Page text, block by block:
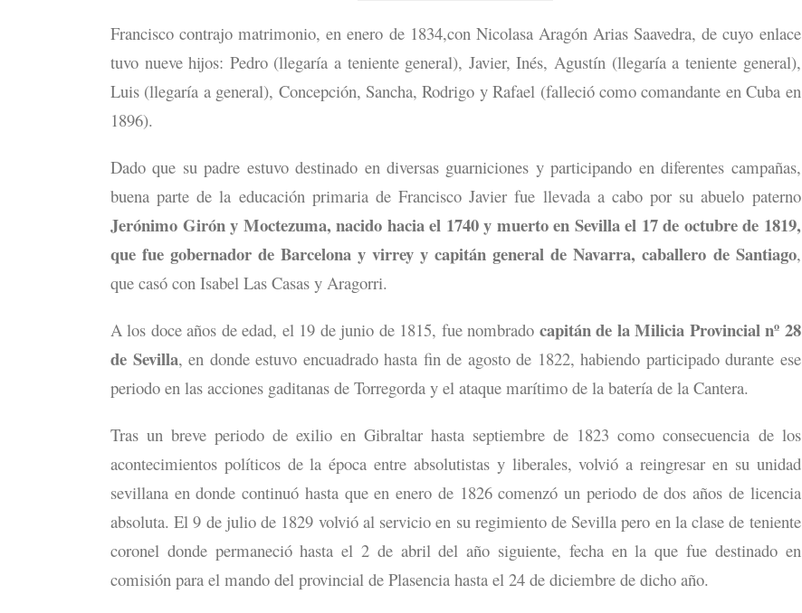
Francisco contrajo matrimonio, en enero de 1834,con Nicolasa Aragón Arias Saavedra, de cuyo enlace
tuvo nueve hijos: Pedro (llegaría a teniente general), Javier, Inés, Agustín (llegaría a teniente general),
Luis (llegaría a general), Concepción, Sancha, Rodrigo y Rafael (falleció como comandante en Cuba en
1896).
Dado que su padre estuvo destinado en diversas guarniciones y participando en diferentes campañas,
buena parte de la educación primaria de Francisco Javier fue llevada a cabo por su abuelo paterno
Jerónimo Girón y Moctezuma, nacido hacia el 1740 y muerto en Sevilla el 17 de octubre de 1819,
que fue gobernador de Barcelona y virrey y capitán general de Navarra, caballero de Santiago,
que casó con Isabel Las Casas y Aragorri.
A los doce años de edad, el 19 de junio de 1815, fue nombrado capitán de la Milicia Provincial nº 28
de Sevilla, en donde estuvo encuadrado hasta fin de agosto de 1822, habiendo participado durante ese
periodo en las acciones gaditanas de Torregorda y el ataque marítimo de la batería de la Cantera.
Tras un breve periodo de exilio en Gibraltar hasta septiembre de 1823 como consecuencia de los
acontecimientos políticos de la época entre absolutistas y liberales, volvió a reingresar en su unidad
sevillana en donde continuó hasta que en enero de 1826 comenzó un periodo de dos años de licencia
absoluta. El 9 de julio de 1829 volvió al servicio en su regimiento de Sevilla pero en la clase de teniente
coronel donde permaneció hasta el 2 de abril del año siguiente, fecha en la que fue destinado en
comisión para el mando del provincial de Plasencia hasta el 24 de diciembre de dicho año.